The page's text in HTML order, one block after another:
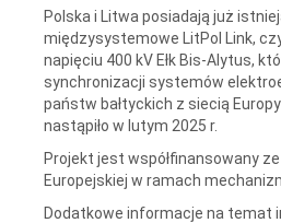
Polska i Litwa posiadają już
międzysystemowe LitPol Link,
napięciu 400 kV Ełk Bis-Alytus,
synchronizacji systemów
państw bałtyckich z siecią
nastąpiło w lutym 2025 r.
Projekt jest współfinansowany
Europejskiej w ramach
Dodatkowe informacje na temat